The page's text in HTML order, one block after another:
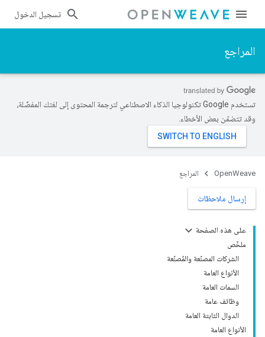
تسجيل الدخول
المراجع
تستخدم Google تكنولوجيا الذكاء الاصطناعي لترجمة المحتوى إلى لغتك المفضّلة،
وقد تتضمّن بعض الأخطاء.
OpenWeave المراجع
إرسال ملاحظات
على هذه الصفحة
ملخّص
الشركات المصنّعة والمُصنّعة
الأنواع العامة
السمات العامة
وظائف عامة
الدوال الثابتة العامة
الأنواع العامة